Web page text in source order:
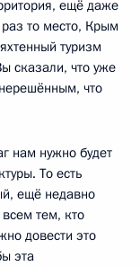
ещё даже
то место, Крым
туризм
сказали, что уже
что
нам нужно будет
То есть
ещё недавно
тем, кто
довести это
эта